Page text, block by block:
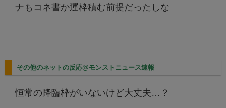
ナもコネ書か運枠積む前提だったしな
その他のネットの反応@モンストニュース速報
恒常の降臨枠がいないけど大丈夫…？